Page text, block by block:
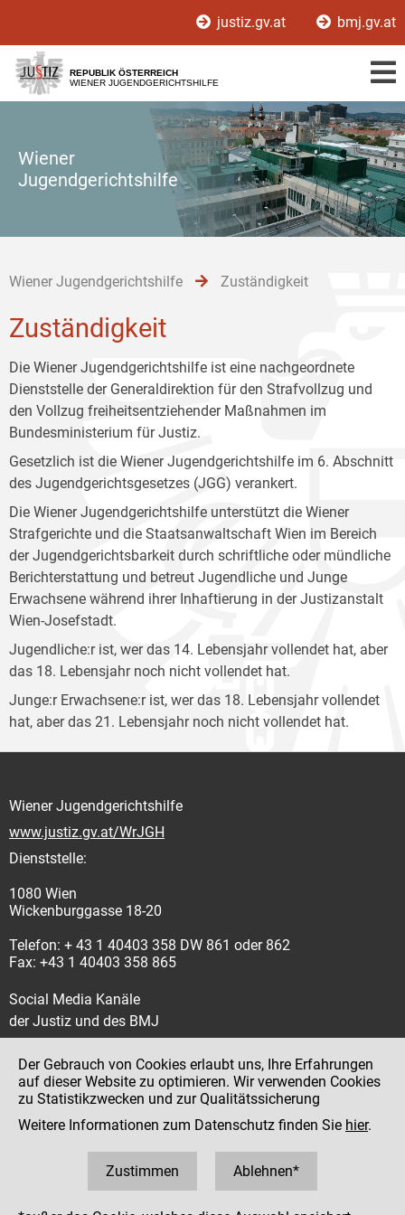
[1]
[2]
[3]
justiz.gv.at bmj.gv.at
REPUBLIK ÖSTERREICH
WIENER JUGENDGERICHTSHILFE
Wiener
Jugendgerichtshilfe
Wiener Jugendgerichtshilfe Zuständigkeit
Zuständigkeit
Die Wiener Jugendgerichtshilfe ist eine nachgeordnete
Dienststelle der Generaldirektion für den Strafvollzug und
den Vollzug freiheitsentziehender Maßnahmen im
Bundesministerium für Justiz.
Gesetzlich ist die Wiener Jugendgerichtshilfe im 6. Abschnitt
des Jugendgerichtsgesetzes (JGG) verankert.
Die Wiener Jugendgerichtshilfe unterstützt die Wiener
Strafgerichte und die Staatsanwaltschaft Wien im Bereich
der Jugendgerichtsbarkeit durch schriftliche oder mündliche
Berichterstattung und betreut Jugendliche und Junge
Erwachsene während ihrer Inhaftierung in der Justizanstalt
Wien-Josefstadt.
Jugendliche:r ist, wer das 14. Lebensjahr vollendet hat, aber
das 18. Lebensjahr noch nicht vollendet hat.
Junge:r Erwachsene:r ist, wer das 18. Lebensjahr vollendet
hat, aber das 21. Lebensjahr noch nicht vollendet hat.
Wiener Jugendgerichtshilfe
www.justiz.gv.at/WrJGH
Dienststelle:
1080 Wien
Wickenburggasse 18-20
Telefon: + 43 1 40403 358 DW 861 oder 862
Fax: +43 1 40403 358 865
Social Media Kanäle
der Justiz und des BMJ
Impressum
Datenschutz
Hinweisgeber:innenplattform (für Mitarbeiter:innen)
Der Gebrauch von Cookies erlaubt uns, Ihre Erfahrungen
auf dieser Website zu optimieren. Wir verwenden Cookies
zu Statistikzwecken und zur Qualitätssicherung
Weitere Informationen zum Datenschutz finden Sie hier.
Zustimmen Ablehnen*